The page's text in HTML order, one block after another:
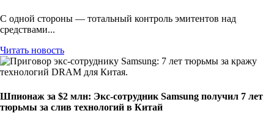
С одной стороны — тотальный контроль эмитентов над
средствами...
Читать новость
Шпионаж за $2 млн: Экс-сотрудник Samsung получил 7 лет
тюрьмы за слив технологий в Китай